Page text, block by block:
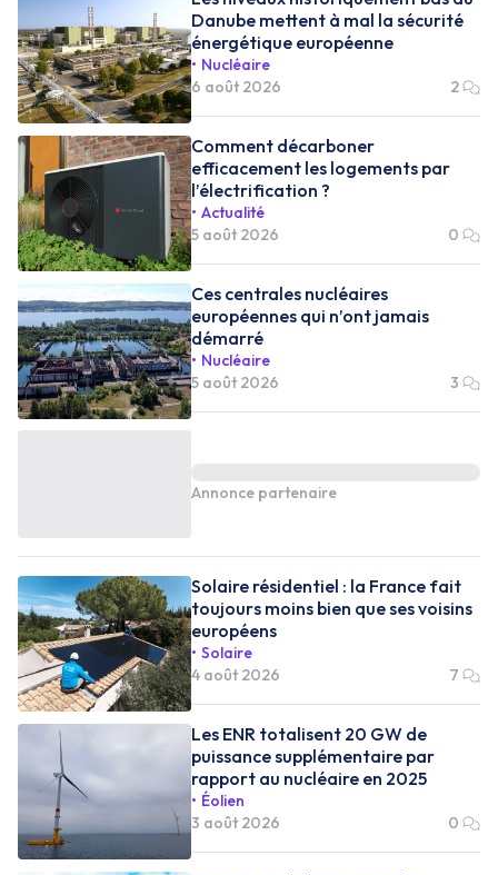
Danube mettent à mal la sécurité
énergétique européenne
Nucléaire
6 août 2026
2
Comment décarboner
efficacement les logements par
l’électrification ?
Actualité
5 août 2026
0
Ces centrales nucléaires
européennes qui n’ont jamais
démarré
Nucléaire
5 août 2026
3
Annonce partenaire
Solaire résidentiel : la France fait
toujours moins bien que ses voisins
européens
Solaire
4 août 2026
7
Les ENR totalisent 20 GW de
puissance supplémentaire par
rapport au nucléaire en 2025
Éolien
3 août 2026
0